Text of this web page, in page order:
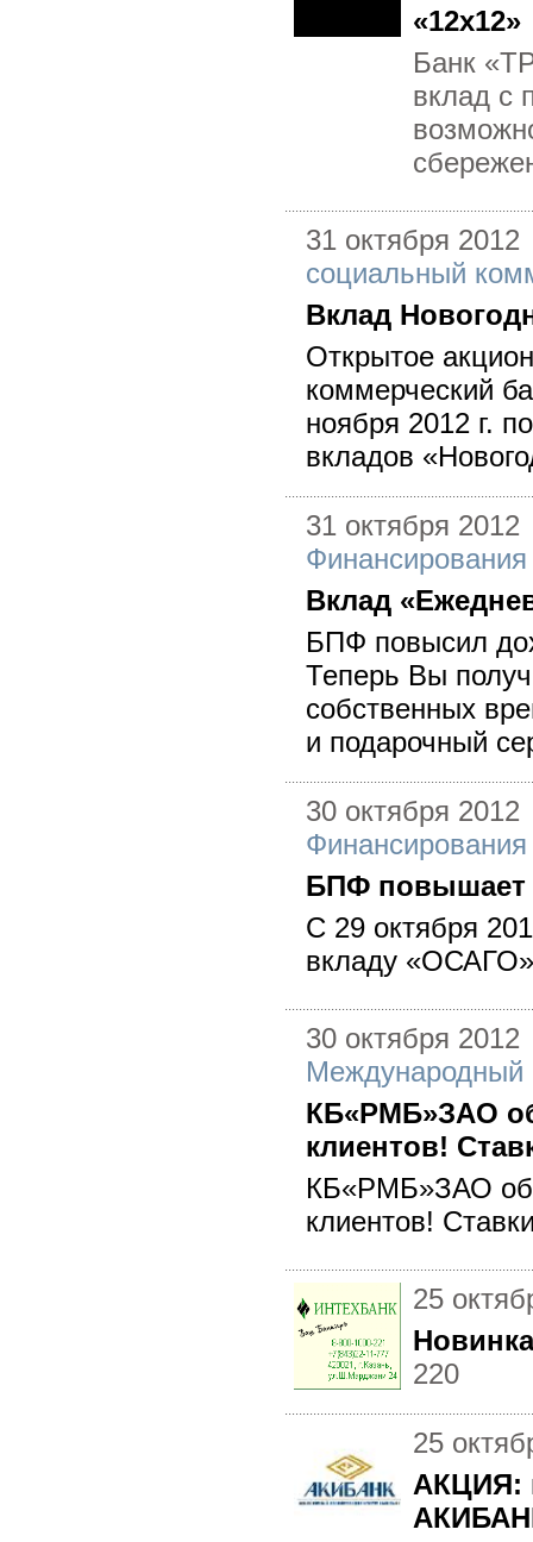
«12х12»
Банк
вклад с
31 октября 2012
социальный
Вклад
Открытое
коммерческий
ноября 2012 г.
вкладов
31 октября 2012
Финансирования
Вклад
БПФ повысил
Теперь Вы
собственных
и подарочный
30 октября 2012
Финансирования
БПФ повышает
С 29 октября
вкладу
30 октября 2012
Международный
КБ«РМБ»ЗАО
клиентов!
КБ«РМБ»ЗАО
клиентов!
25
220
25
АКЦИЯ: